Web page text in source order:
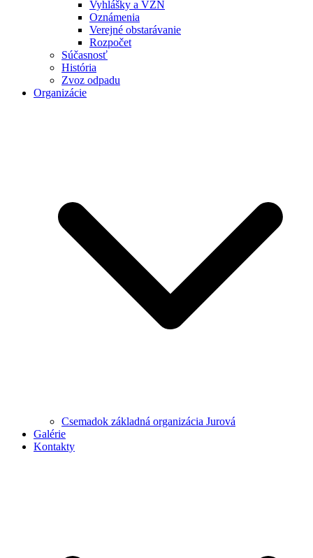
Vyhlášky a VZN
Oznámenia
Verejné obstarávanie
Rozpočet
Súčasnosť
História
Zvoz odpadu
Organizácie
Csemadok základná organizácia Jurová
Galérie
Kontakty